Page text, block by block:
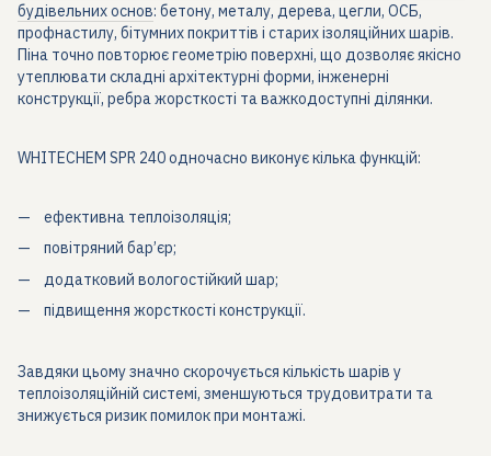
будівельних основ: бетону, металу, дерева, цегли, ОСБ,
профнастилу, бітумних покриттів і старих ізоляційних шарів.
Піна точно повторює геометрію поверхні, що дозволяє якісно
утеплювати складні архітектурні форми, інженерні
конструкції, ребра жорсткості та важкодоступні ділянки.
WHITECHEM SPR 240 одночасно виконує кілька функцій:
ефективна теплоізоляція;
повітряний бар’єр;
додатковий вологостійкий шар;
підвищення жорсткості конструкції.
Завдяки цьому значно скорочується кількість шарів у
теплоізоляційній системі, зменшуються трудовитрати та
знижується ризик помилок при монтажі.